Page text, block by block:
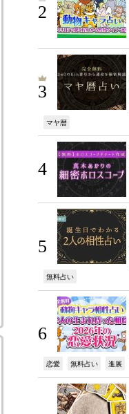
マヤ暦
無料占い
恋愛 無料占い 進展